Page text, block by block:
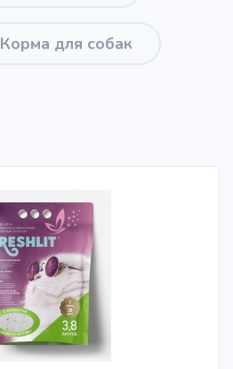
Корма для собак